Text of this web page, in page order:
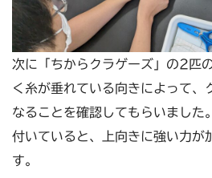
次に「ちからクラゲーズ」の2匹
く糸が垂れている向きによって、
なることを確認してもらいました
付いていると、上向きに強い力が
す。